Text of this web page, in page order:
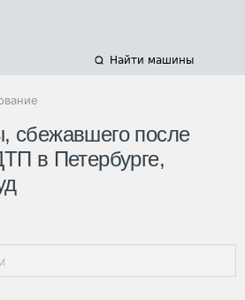
Найти машины
сбежавшего после
в Петербурге,